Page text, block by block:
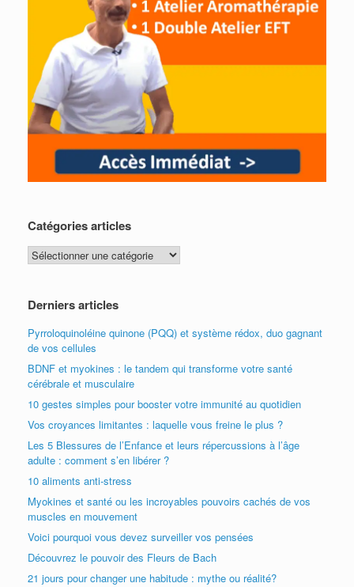
Catégories articles
Catégories
articles
Derniers articles
Pyrroloquinoléine quinone (PQQ) et système rédox, duo gagnant
de vos cellules
BDNF et myokines : le tandem qui transforme votre santé
cérébrale et musculaire
10 gestes simples pour booster votre immunité au quotidien
Vos croyances limitantes : laquelle vous freine le plus ?
Les 5 Blessures de l’Enfance et leurs répercussions à l’âge
adulte : comment s’en libérer ?
10 aliments anti-stress
Myokines et santé ou les incroyables pouvoirs cachés de vos
muscles en mouvement
Voici pourquoi vous devez surveiller vos pensées
Découvrez le pouvoir des Fleurs de Bach
21 jours pour changer une habitude : mythe ou réalité?